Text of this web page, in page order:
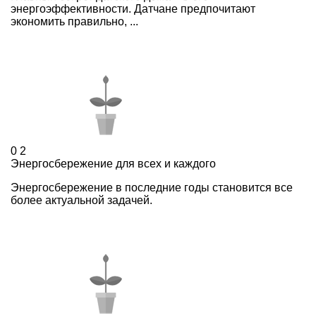
энергоэффективности. Датчане предпочитают
экономить правильно, ...
0 2
Энергосбережение для всех и каждого
Энергосбережение в последние годы становится все
более актуальной задачей.